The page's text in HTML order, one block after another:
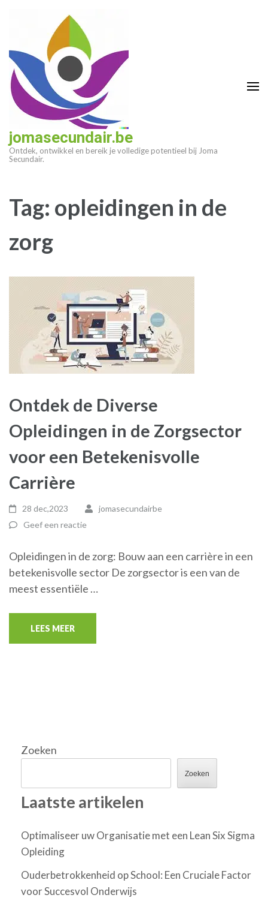
(druk
enter)
jomasecundair.be
Ontdek, ontwikkel en bereik je volledige potentieel bij Joma
Secundair.
Tag: opleidingen in de
zorg
Ontdek de Diverse
Opleidingen in de Zorgsector
voor een Betekenisvolle
Carrière
28 dec,2023
jomasecundairbe
Geef een reactie
Opleidingen in de zorg: Bouw aan een carrière in een
betekenisvolle sector De zorgsector is een van de
meest essentiële …
LEES MEER
Zoeken
Zoeken
Laatste artikelen
Optimaliseer uw Organisatie met een Lean Six Sigma
Opleiding
Ouderbetrokkenheid op School: Een Cruciale Factor
voor Succesvol Onderwijs